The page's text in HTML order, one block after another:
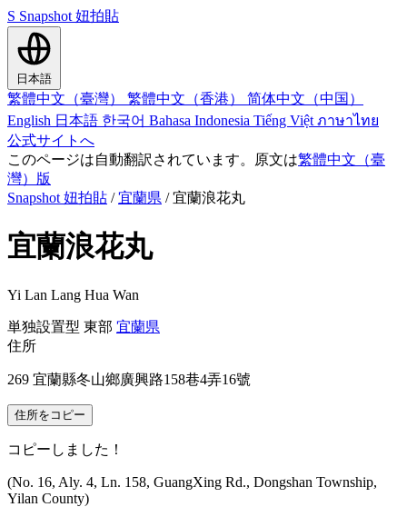
S Snapshot 妞拍貼
日本語
繁體中文（臺灣） 繁體中文（香港） 简体中文（中国）
English 日本語 한국어 Bahasa Indonesia Tiếng Việt ภาษาไทย
公式サイトへ
このページは自動翻訳されています。原文は繁體中文（臺
灣）版
Snapshot 妞拍貼 / 宜蘭県 / 宜蘭浪花丸
宜蘭浪花丸
Yi Lan Lang Hua Wan
単独設置型 東部 宜蘭県
住所
269 宜蘭縣冬山鄉廣興路158巷4弄16號
住所をコピー
コピーしました！
(No. 16, Aly. 4, Ln. 158, GuangXing Rd., Dongshan Township,
Yilan County)